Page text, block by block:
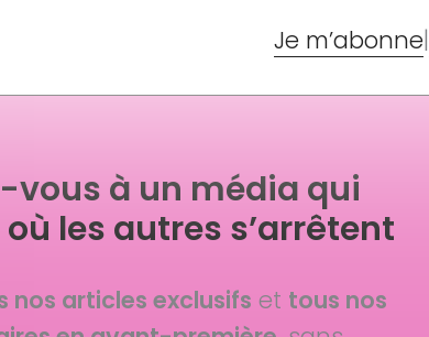
Je m’abonne|
vous à un média qui
les autres s’arrêtent
nos articles exclusifs et tous nos